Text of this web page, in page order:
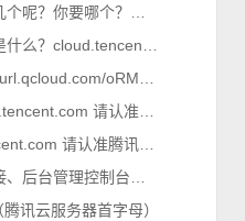
腾讯云服务器网址是多少？好几个呢？你要哪个？链接大全一篇搞定！
🐧腾讯云服务器官网首页网址是什么？cloud.tencent.com
腾讯云服务器官网活动链接：curl.qcloud.com/oRMoSucP
腾讯云服务器官网首页：cloud.tencent.com 请认准官方认证
腾讯云服务器官网：cloud.tencent.com 请认准腾讯官方备案信息
腾讯云服务器官网登录入口链接、后台管理控制台（一键直达）
讯云服务器首字母）